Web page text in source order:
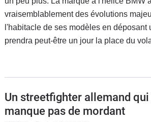
vraisemblablement des évolutions
l'habitacle de ses modèles en déposant
prendra peut-être un jour la place du
Un streetfighter allemand qui
manque pas de mordant